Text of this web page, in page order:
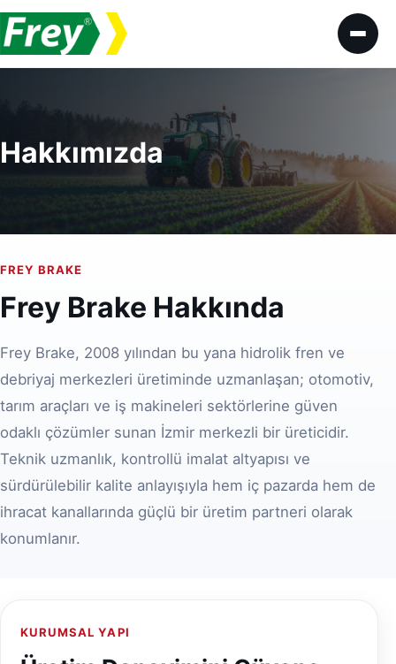
İçeriğe geç
Hakkımızda
FREY BRAKE
Frey Brake Hakkında
Frey Brake, 2008 yılından bu yana hidrolik fren ve
debriyaj merkezleri üretiminde uzmanlaşan; otomotiv,
tarım araçları ve iş makineleri sektörlerine güven
odaklı çözümler sunan İzmir merkezli bir üreticidir.
Teknik uzmanlık, kontrollü imalat altyapısı ve
sürdürülebilir kalite anlayışıyla hem iç pazarda hem de
ihracat kanallarında güçlü bir üretim partneri olarak
konumlanır.
KURUMSAL YAPI